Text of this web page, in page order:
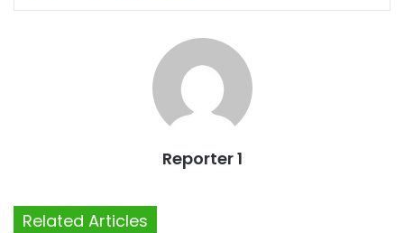
Reporter 1
Related Articles